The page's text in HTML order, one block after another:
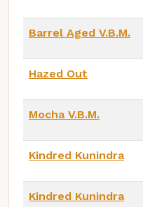
Barrel Aged V.B.M.
Hazed Out
Mocha V.B.M.
Kindred Kunindra
Kindred Kunindra